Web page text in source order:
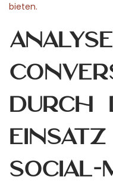
bieten.
durch
Social-